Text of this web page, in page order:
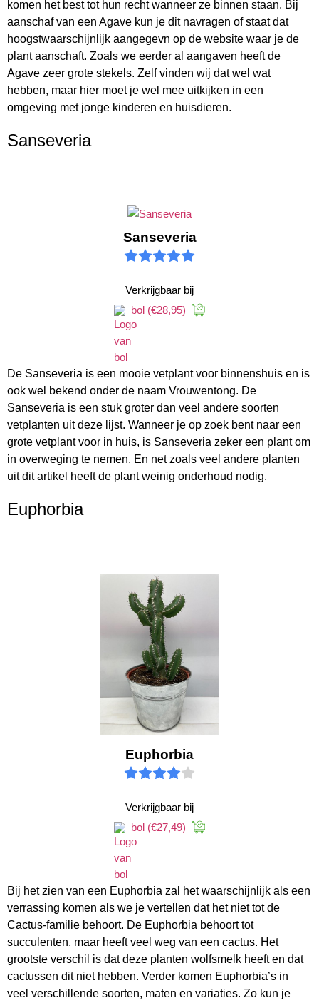
komen het best tot hun recht wanneer ze binnen staan. Bij
aanschaf van een Agave kun je dit navragen of staat dat
hoogstwaarschijnlijk aangegevn op de website waar je de
plant aanschaft. Zoals we eerder al aangaven heeft de
Agave zeer grote stekels. Zelf vinden wij dat wel wat
hebben, maar hier moet je wel mee uitkijken in een
omgeving met jonge kinderen en huisdieren.
Sanseveria
Sanseveria
Verkrijgbaar bij
bol (€28,95)
De Sanseveria is een mooie vetplant voor binnenshuis en is
ook wel bekend onder de naam Vrouwentong. De
Sanseveria is een stuk groter dan veel andere soorten
vetplanten uit deze lijst. Wanneer je op zoek bent naar een
grote vetplant voor in huis, is Sanseveria zeker een plant om
in overweging te nemen. En net zoals veel andere planten
uit dit artikel heeft de plant weinig onderhoud nodig.
Euphorbia
Euphorbia
Verkrijgbaar bij
bol (€27,49)
Bij het zien van een Euphorbia zal het waarschijnlijk als een
verrassing komen als we je vertellen dat het niet tot de
Cactus-familie behoort. De Euphorbia behoort tot
succulenten, maar heeft veel weg van een cactus. Het
grootste verschil is dat deze planten wolfsmelk heeft en dat
cactussen dit niet hebben. Verder komen Euphorbia’s in
veel verschillende soorten, maten en variaties. Zo kun je